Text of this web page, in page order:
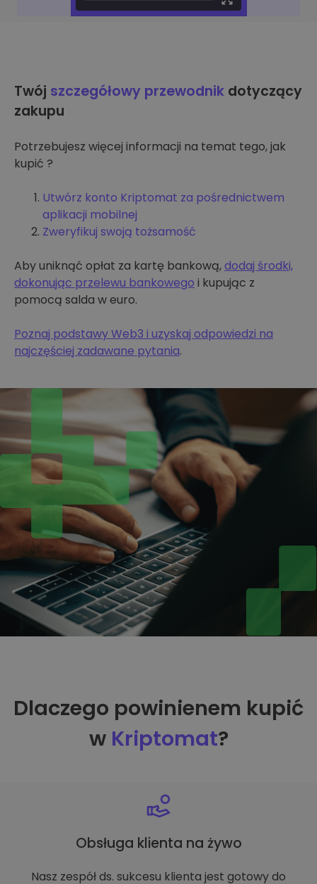
Twój szczegółowy przewodnik dotyczący
zakupu
Potrzebujesz więcej informacji na temat tego, jak
kupić ?
Utwórz konto Kriptomat za pośrednictwem
aplikacji mobilnej
Zweryfikuj swoją tożsamość
Aby uniknąć opłat za kartę bankową,dodaj środki,
dokonując przelewu bankowego i kupując z
pomocą salda w euro.
Poznaj podstawy Web3 i uzyskaj odpowiedzi na
najczęściej zadawane pytania.
Dlaczego powinienem kupić
w Kriptomat?
Obsługa klienta na żywo
Nasz zespół ds. sukcesu klienta jest gotowy do